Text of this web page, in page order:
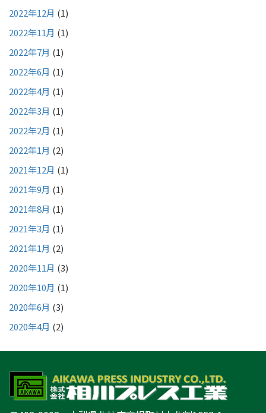
2022年12月 (1)
2022年11月 (1)
2022年7月 (1)
2022年6月 (1)
2022年4月 (1)
2022年3月 (1)
2022年2月 (1)
2022年1月 (2)
2021年12月 (1)
2021年9月 (1)
2021年8月 (1)
2021年3月 (1)
2021年1月 (2)
2020年11月 (3)
2020年10月 (1)
2020年6月 (3)
2020年4月 (2)